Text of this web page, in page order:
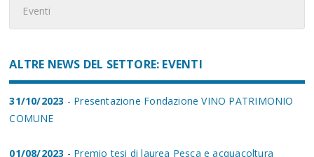
Eventi
ALTRE NEWS DEL SETTORE: EVENTI
31/10/2023 - Presentazione Fondazione VINO PATRIMONIO
COMUNE
01/08/2023 - Premio tesi di laurea Pesca e acquacoltura